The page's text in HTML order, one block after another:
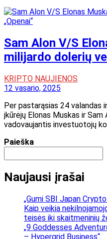
Sam Alon V/S
milijardo dolerių
KRIPTO NAUJIENOS
12 vasario, 2025
Per pastarąsias 24 valandas
įkūrėjų Elonas Muskas ir
vadovaujantis investuotojų
Paieška
Naujausi įrašai
„Gumi SBI Japan
Kaip veikia
teisės iki skaitmeninių
„9 Goddesses
– Hypergrid Business“.